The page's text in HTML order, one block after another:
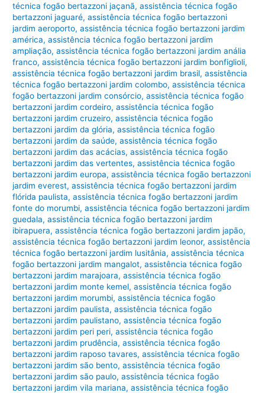
técnica fogão bertazzoni jaçanã,assistência técnica fogão
bertazzoni jaguaré,assistência técnica fogão bertazzoni
jardim aeroporto,assistência técnica fogão bertazzoni jardim
américa,assistência técnica fogão bertazzoni jardim
ampliação,assistência técnica fogão bertazzoni jardim anália
franco,assistência técnica fogão bertazzoni jardim bonfiglioli,
assistência técnica fogão bertazzoni jardim brasil,assistência
técnica fogão bertazzoni jardim colombo,assistência técnica
fogão bertazzoni jardim consórcio,assistência técnica fogão
bertazzoni jardim cordeiro,assistência técnica fogão
bertazzoni jardim cruzeiro,assistência técnica fogão
bertazzoni jardim da glória,assistência técnica fogão
bertazzoni jardim da saúde,assistência técnica fogão
bertazzoni jardim das acácias,assistência técnica fogão
bertazzoni jardim das vertentes,assistência técnica fogão
bertazzoni jardim europa,assistência técnica fogão bertazzoni
jardim everest,assistência técnica fogão bertazzoni jardim
flórida paulista,assistência técnica fogão bertazzoni jardim
fonte do morumbi,assistência técnica fogão bertazzoni jardim
guedala,assistência técnica fogão bertazzoni jardim
ibirapuera,assistência técnica fogão bertazzoni jardim japão,
assistência técnica fogão bertazzoni jardim leonor,assistência
técnica fogão bertazzoni jardim lusitânia,assistência técnica
fogão bertazzoni jardim mangalot,assistência técnica fogão
bertazzoni jardim marajoara,assistência técnica fogão
bertazzoni jardim monte kemel,assistência técnica fogão
bertazzoni jardim morumbi,assistência técnica fogão
bertazzoni jardim paulista,assistência técnica fogão
bertazzoni jardim paulistano,assistência técnica fogão
bertazzoni jardim peri peri,assistência técnica fogão
bertazzoni jardim prudência,assistência técnica fogão
bertazzoni jardim raposo tavares,assistência técnica fogão
bertazzoni jardim são bento,assistência técnica fogão
bertazzoni jardim são paulo,assistência técnica fogão
bertazzoni jardim vila mariana,assistência técnica fogão